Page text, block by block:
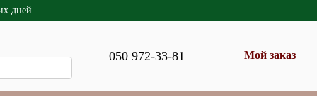
дней.
050 972-33-81 Мой заказ